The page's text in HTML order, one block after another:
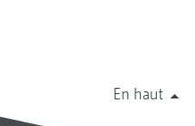
En haut